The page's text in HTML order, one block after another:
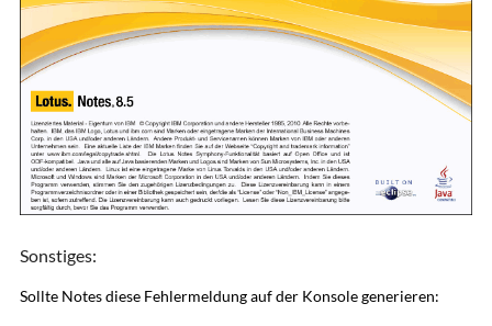
Sonstiges:
Sollte Notes diese Fehlermeldung auf der Konsole generieren: